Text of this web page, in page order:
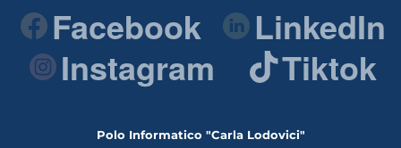
Facebook
LinkedIn
Instagram
Tiktok
Polo Informatico "Carla Lodovici"